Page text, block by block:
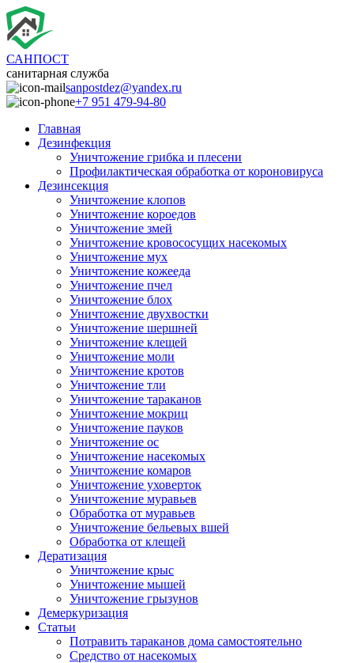
САНПОСТ
санитарная служба
sanpostdez@yandex.ru
+7 951 479-94-80
Главная
Дезинфекция
Уничтожение грибка и плесени
Профилактическая обработка от короновируса
Дезинсекция
Уничтожение клопов
Уничтожение короедов
Уничтожение змей
Уничтожение кровососущих насекомых
Уничтожение мух
Уничтожение кожееда
Уничтожение пчел
Уничтожение блох
Уничтожение двухвостки
Уничтожение шершней
Уничтожение клещей
Уничтожение моли
Уничтожение кротов
Уничтожение тли
Уничтожение тараканов
Уничтожение мокриц
Уничтожение пауков
Уничтожение ос
Уничтожение насекомых
Уничтожение комаров
Уничтожение уховерток
Уничтожение муравьев
Обработка от муравьев
Уничтожение бельевых вшей
Обработка от клещей
Дератизация
Уничтожение крыс
Уничтожение мышей
Уничтожение грызунов
Демеркуризация
Статьи
Потравить тараканов дома самостоятельно
Средство от насекомых